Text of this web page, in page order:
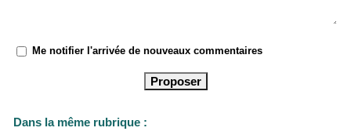
Me notifier l'arrivée de nouveaux commentaires
Dans la même rubrique :